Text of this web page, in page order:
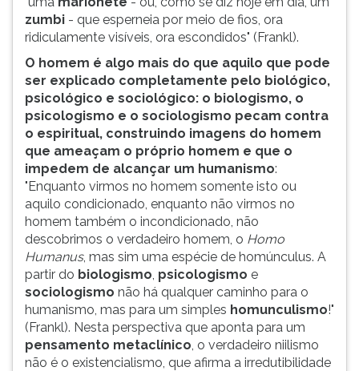
zumbi - que esperneia por meio de fios, ora
ridiculamente visíveis, ora escondidos" (Frankl).
O homem é algo mais do que aquilo que pode
ser explicado completamente pelo biológico,
psicológico e sociológico: o biologismo, o
psicologismo e o sociologismo pecam contra
o espiritual, construindo imagens do homem
que ameaçam o próprio homem e que o
impedem de alcançar um humanismo:
"Enquanto virmos no homem somente isto ou
aquilo condicionado, enquanto não virmos no
homem também o incondicionado, não
descobrimos o verdadeiro homem, o Homo
Humanus, mas sim uma espécie de homúnculus. A
partir do biologismo, psicologismo e
sociologismo não há qualquer caminho para o
humanismo, mas para um simples homunculismo!"
(Frankl). Nesta perspectiva que aponta para um
pensamento metaclínico, o verdadeiro niilismo
não é o existencialismo, que afirma a irredutibilidade